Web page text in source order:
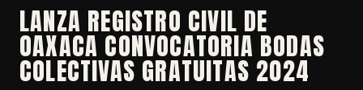
LANZA REGISTRO CIVIL DE
OAXACA CONVOCATORIA BODAS
COLECTIVAS GRATUITAS 2024